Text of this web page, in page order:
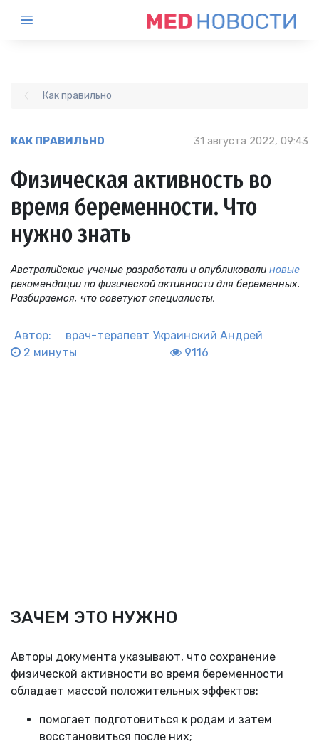
Как правильно
КАК ПРАВИЛЬНО 31 августа 2022, 09:43
Физическая активность во
время беременности. Что
нужно знать
Австралийские ученые разработали и опубликовали новые
рекомендации по физической активности для беременных.
Разбираемся, что советуют специалисты.
Автор: врач-терапевт Украинский Андрей
2 минуты
9116
ЗАЧЕМ ЭТО НУЖНО
Авторы документа указывают, что сохранение
физической активности во время беременности
обладает массой положительных эффектов:
помогает подготовиться к родам и затем
восстановиться после них;